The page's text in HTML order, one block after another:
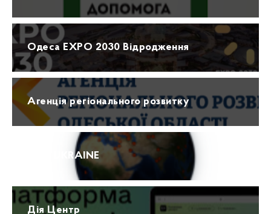
Одеса EXPO 2030 Відродження
Агенція регіонального розвитку
ПРО UKRAINE
Дія Центр